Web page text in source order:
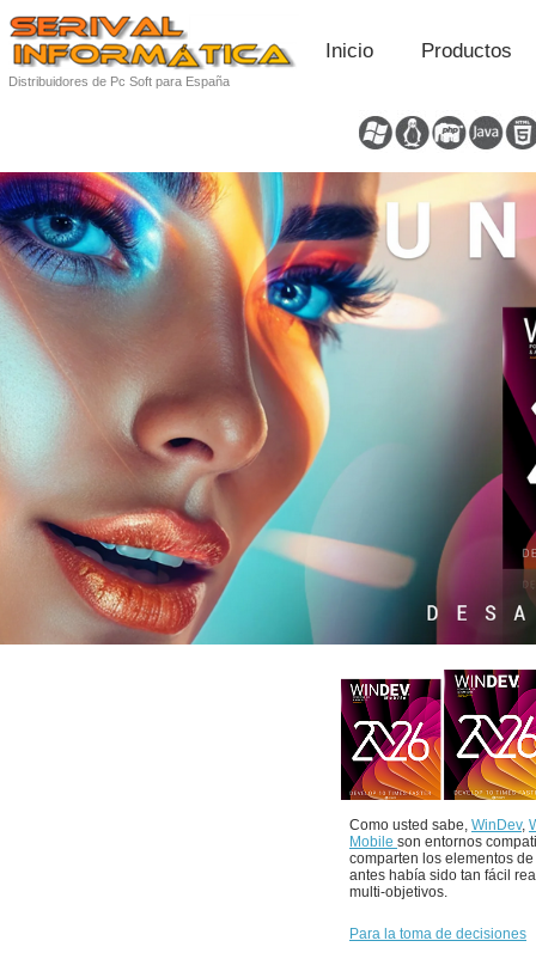
Distribuidores de Pc Soft para España
Como usted sabe, WinDev,
Mobile son entornos
comparten los elementos
antes había sido tan fácil
multi-objetivos.
Para la toma de decisiones
Inicio Productos